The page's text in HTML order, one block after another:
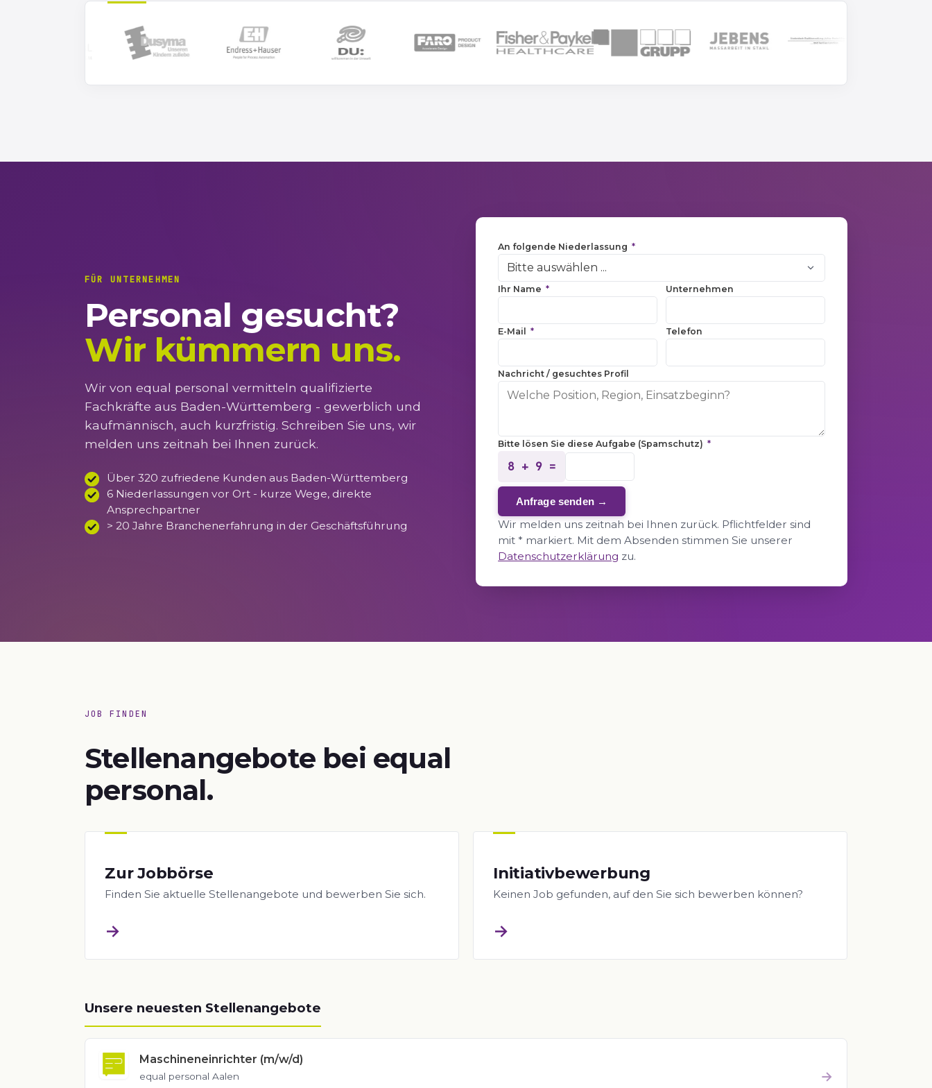
FÜR UNTERNEHMEN
Personal gesucht?
Wir kümmern uns.
Wir von equal personal vermitteln qualifizierte
Fachkräfte aus Baden-Württemberg - gewerblich und
kaufmännisch, auch kurzfristig. Schreiben Sie uns, wir
melden uns zeitnah bei Ihnen zurück.
Über 320 zufriedene Kunden aus Baden-Württemberg
6 Niederlassungen vor Ort - kurze Wege, direkte
Ansprechpartner
> 20 Jahre Branchenerfahrung in der Geschäftsführung
An folgende Niederlassung *
Ihr Name * Unternehmen
E-Mail * Telefon
Nachricht / gesuchtes Profil
Bitte lösen Sie diese Aufgabe (Spamschutz) *
8 + 9 =
Anfrage senden →
Wir melden uns zeitnah bei Ihnen zurück. Pflichtfelder sind
mit * markiert. Mit dem Absenden stimmen Sie unserer
Datenschutzerklärung zu.
JOB FINDEN
Stellenangebote bei equal
personal.
Zur Jobbörse
Finden Sie aktuelle Stellenangebote und bewerben Sie sich.
→
Initiativbewerbung
Keinen Job gefunden, auf den Sie sich bewerben können?
→
Unsere neuesten Stellenangebote
Maschineneinrichter (m/w/d)
equal personal Aalen →